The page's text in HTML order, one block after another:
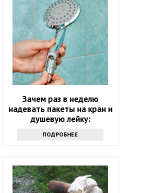
Зачем раз в неделю
надевать пакеты на кран и
душевую лейку:
интересный лайфхак
ПОДРОБНЕЕ